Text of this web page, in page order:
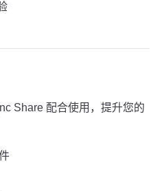
Share 配合使用，提升您的